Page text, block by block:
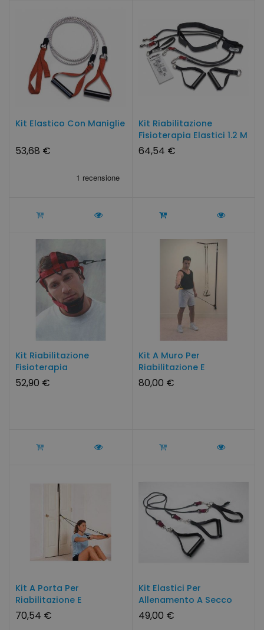
Kit Elastico Con Maniglie
53,68 €
Kit Riabilitazione
Fisioterapia Elastici 1.2 M
64,54 €
Kit Riabilitazione
Fisioterapia
Imbracatura Collo
52,90 €
Kit A Muro Per
Riabilitazione E
Fisioterapia...
80,00 €
Kit A Porta Per
Riabilitazione E
Fisioterapia...
70,54 €
Kit Elastici Per
Allenamento A Secco
90/270 Cm
49,00 €